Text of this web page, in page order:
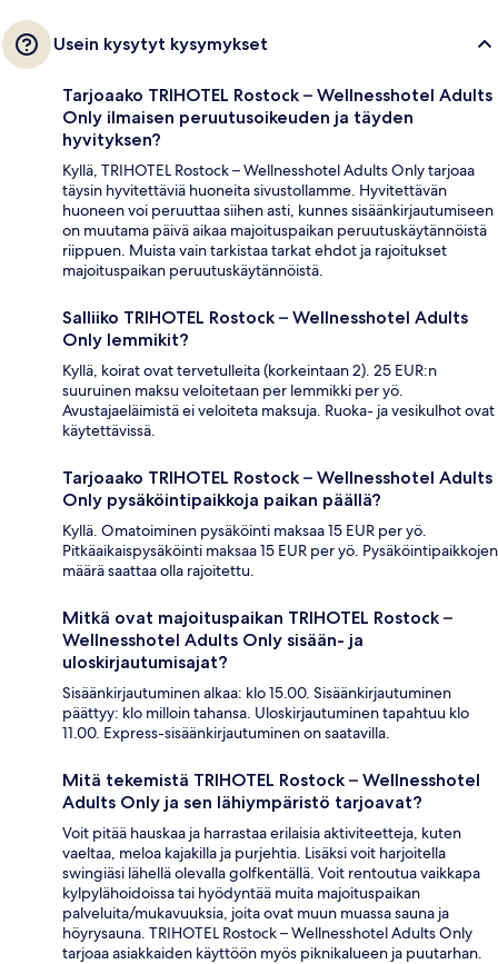
Usein kysytyt kysymykset
Tarjoaako TRIHOTEL Rostock – Wellnesshotel Adults
Only ilmaisen peruutusoikeuden ja täyden
hyvityksen?
Kyllä, TRIHOTEL Rostock – Wellnesshotel Adults Only tarjoaa
täysin hyvitettäviä huoneita sivustollamme. Hyvitettävän
huoneen voi peruuttaa siihen asti, kunnes sisäänkirjautumiseen
on muutama päivä aikaa majoituspaikan peruutuskäytännöistä
riippuen. Muista vain tarkistaa tarkat ehdot ja rajoitukset
majoituspaikan peruutuskäytännöistä.
Salliiko TRIHOTEL Rostock – Wellnesshotel Adults
Only lemmikit?
Kyllä, koirat ovat tervetulleita (korkeintaan 2). 25 EUR:n
suuruinen maksu veloitetaan per lemmikki per yö.
Avustajaeläimistä ei veloiteta maksuja. Ruoka- ja vesikulhot ovat
käytettävissä.
Tarjoaako TRIHOTEL Rostock – Wellnesshotel Adults
Only pysäköintipaikkoja paikan päällä?
Kyllä. Omatoiminen pysäköinti maksaa 15 EUR per yö.
Pitkäaikaispysäköinti maksaa 15 EUR per yö. Pysäköintipaikkojen
määrä saattaa olla rajoitettu.
Mitkä ovat majoituspaikan TRIHOTEL Rostock –
Wellnesshotel Adults Only sisään- ja
uloskirjautumisajat?
Sisäänkirjautuminen alkaa: klo 15.00. Sisäänkirjautuminen
päättyy: klo milloin tahansa. Uloskirjautuminen tapahtuu klo
11.00. Express-sisäänkirjautuminen on saatavilla.
Mitä tekemistä TRIHOTEL Rostock – Wellnesshotel
Adults Only ja sen lähiympäristö tarjoavat?
Voit pitää hauskaa ja harrastaa erilaisia aktiviteetteja, kuten
vaeltaa, meloa kajakilla ja purjehtia. Lisäksi voit harjoitella
swingiäsi lähellä olevalla golfkentällä. Voit rentoutua vaikkapa
kylpylähoidoissa tai hyödyntää muita majoituspaikan
palveluita/mukavuuksia, joita ovat muun muassa sauna ja
höyrysauna. TRIHOTEL Rostock – Wellnesshotel Adults Only
tarjoaa asiakkaiden käyttöön myös piknikalueen ja puutarhan.